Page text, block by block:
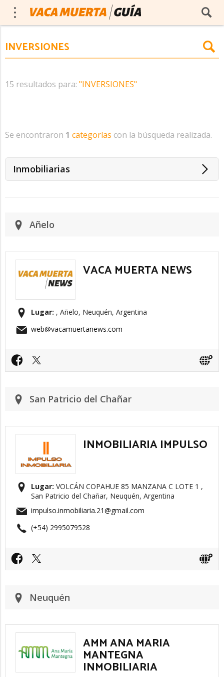
15 resultados para: "INVERSIONES"
Se encontraron 1 categorías con la búsqueda realizada.
Inmobiliarias
Añelo
VACA MUERTA NEWS
Lugar: , Añelo, Neuquén, Argentina
web@vacamuertanews.com
San Patricio del Chañar
INMOBILIARIA IMPULSO
Lugar: VOLCÁN COPAHUE 85 MANZANA C LOTE 1 ,
San Patricio del Chañar, Neuquén, Argentina
impulso.inmobiliaria.21@gmail.com
(+54) 2995079528
Neuquén
AMM ANA MARIA
MANTEGNA
INMOBILIARIA